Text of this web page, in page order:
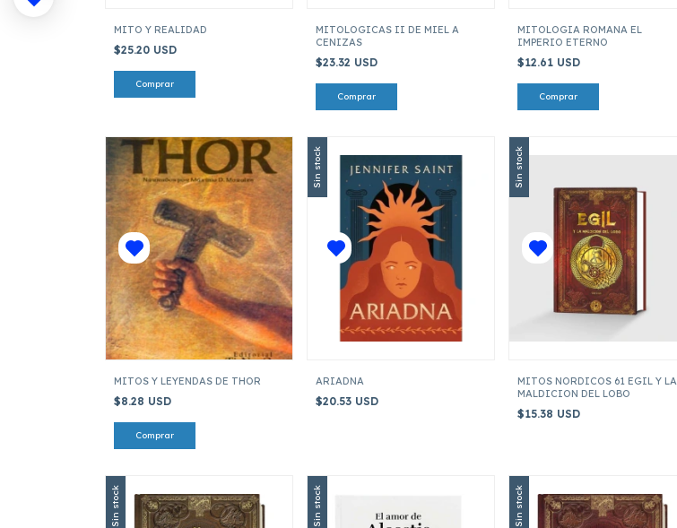
MITO Y REALIDAD
$25.20 USD
MITOLOGICAS II DE MIEL A
CENIZAS
$23.32 USD
MITOLOGIA ROMANA EL
IMPERIO ETERNO
$12.61 USD
MITOS Y LEYENDAS DE THOR
$8.28 USD
Sin stock
ARIADNA
$20.53 USD
Sin stock
MITOS NORDICOS 61 EGIL Y LA
MALDICION DEL LOBO
$15.38 USD
Sin stock Sin stock Sin stock